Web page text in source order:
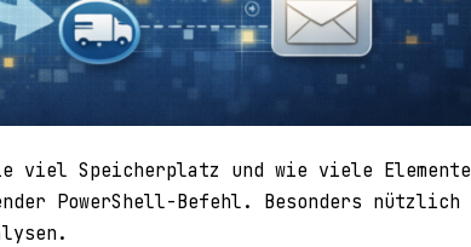
viel Speicherplatz und wie viele Elemente
PowerShell-Befehl. Besonders nützlich